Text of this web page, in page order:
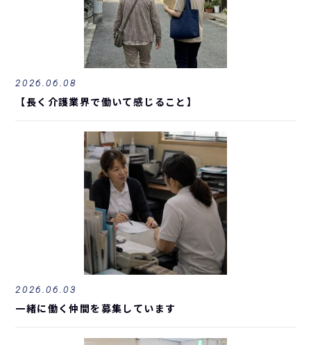
2026.06.08
【長く介護業界で働いて感じること】
2026.06.03
一緒に働く仲間を募集しています